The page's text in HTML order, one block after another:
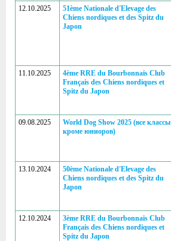
12.10.2025
51ème Nationale d'Elevage des
Chiens nordiques et des Spitz du
Japon
11.10.2025
4ème RRE du Bourbonnais Club
Français des Chiens nordiques et
Spitz du Japon
09.08.2025
World Dog Show 2025 (все классы
кроме юниоров)
13.10.2024
50ème Nationale d'Elevage des
Chiens nordiques et des Spitz du
Japon
12.10.2024
3ème RRE du Bourbonnais Club
Français des Chiens nordiques et
Spitz du Japon